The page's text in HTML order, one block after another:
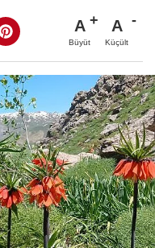
A
Büyüt
A
Küçült